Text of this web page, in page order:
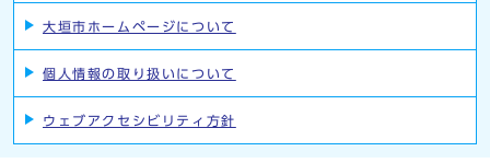
大垣市ホームページについて
個人情報の取り扱いについて
ウェブアクセシビリティ方針